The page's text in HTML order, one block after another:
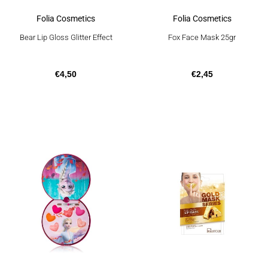
Folia Cosmetics
Bear Lip Gloss Glitter Effect
€4,50
Folia Cosmetics
Fox Face Mask 25gr
€2,45